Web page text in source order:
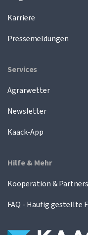
Karriere
Pressemeldungen
Services
Agrarwetter
Newsletter
Kaack-App
Hilfe & Mehr
Kooperation &
FAQ - Häufig gestellte